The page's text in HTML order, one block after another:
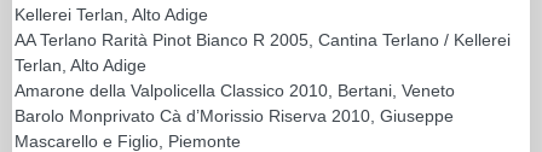
Kellerei Terlan, Alto Adige
AA Terlano Rarità Pinot Bianco R 2005, Cantina Terlano / Kellerei
Terlan, Alto Adige
Amarone della Valpolicella Classico 2010, Bertani, Veneto
Barolo Monprivato Cà d’Morissio Riserva 2010, Giuseppe
Mascarello e Figlio, Piemonte